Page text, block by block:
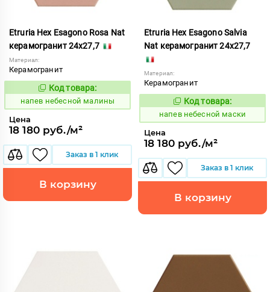
Etruria Hex Esagono Rosa Nat
керамогранит 24x27,7
Материал:
Керамогранит
1086046
Код товара:
напев небесной малины
Цена
18 180 руб./м²
Заказ в 1 клик
В корзину
Etruria Hex Esagono Salvia
Nat керамогранит 24x27,7
Материал:
Керамогранит
1086047
Код товара:
напев небесной маски
Цена
18 180 руб./м²
Заказ в 1 клик
В корзину